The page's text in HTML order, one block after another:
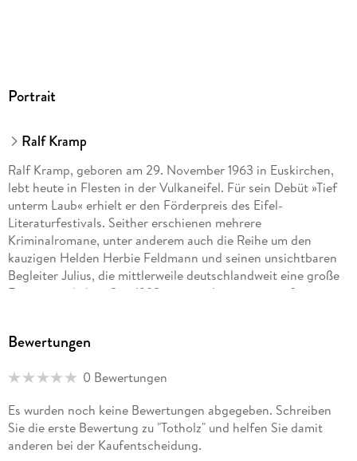
Portrait
Ralf Kramp
Ralf Kramp, geboren am 29. November 1963 in Euskirchen,
lebt heute in Flesten in der Vulkaneifel. Für sein Debüt »Tief
unterm Laub« erhielt er den Förderpreis des Eifel-
Literaturfestivals. Seither erschienen mehrere
Kriminalromane, unter anderem auch die Reihe um den
kauzigen Helden Herbie Feldmann und seinen unsichtbaren
Begleiter Julius, die mittlerweile deutschlandweit eine große
Fangemeinde hat. Seit 1998 veranstaltet er mit großem
"Fachwissen" endlich bei einer Live-Mördersuche in die Tat
Kreises Euskirchen.Seit 2007 führt er mit seiner Frau Monika
Archiv« mit 30.000 Bänden, dem »Café Sherlock« und der
Buchhandlung »Lesezeichen«.
www.ralfkramp.dewww.kriminalhaus.de
Bewertungen
0 Bewertungen
Es wurden noch keine Bewertungen abgegeben. Schreiben
Sie die erste Bewertung zu "Totholz" und helfen Sie damit
anderen bei der Kaufentscheidung.